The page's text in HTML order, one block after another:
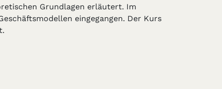
Grundlagen erläutert. Im
eingegangen. Der Kurs